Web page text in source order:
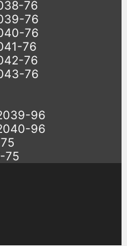
76
76
76
76
76
76
96
96
75